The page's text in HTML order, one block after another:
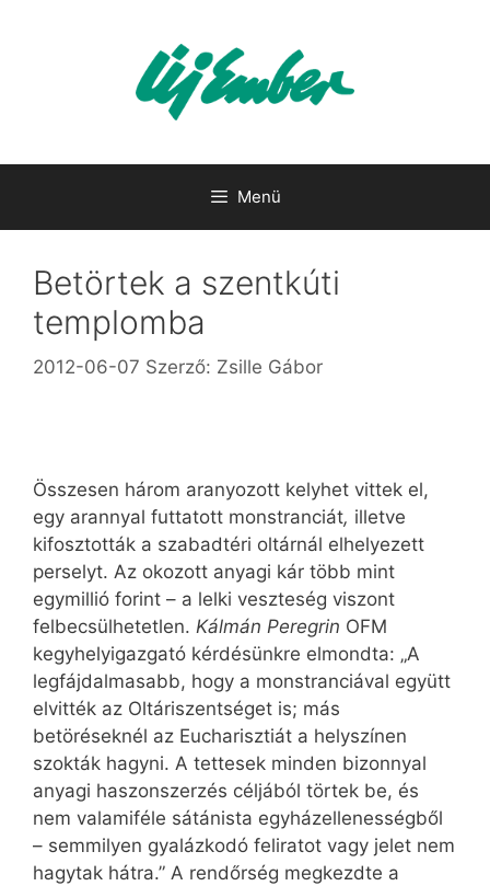
Menü
Betörtek a szentkúti
templomba
2012-06-07 Szerző: Zsille Gábor
Összesen három aranyozott kelyhet vittek el,
egy arannyal futtatott monstranciát, illetve
kifosztották a szabadtéri oltárnál elhelyezett
perselyt. Az okozott anyagi kár több mint
egymillió forint – a lelki veszteség viszont
felbecsülhetetlen. Kálmán Peregrin OFM
kegyhelyigazgató kérdésünkre elmondta: „A
legfájdalmasabb, hogy a monstranciával együtt
elvitték az Oltáriszentséget is; más
betöréseknél az Eucharisztiát a helyszínen
szokták hagyni. A tettesek minden bizonnyal
anyagi haszonszerzés céljából törtek be, és
nem valamiféle sátánista egyházellenességből
– semmilyen gyalázkodó feliratot vagy jelet nem
hagytak hátra.” A rendőrség megkezdte a